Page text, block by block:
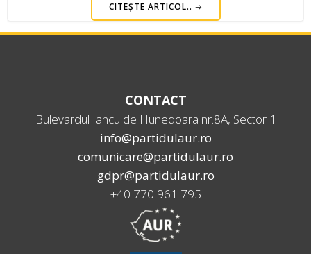
CITEȘTE ARTICOL..
CONTACT
Bulevardul Iancu de Hunedoara nr.8A, Sector 1
info@partidulaur.ro
comunicare@partidulaur.ro
gdpr@partidulaur.ro
+40 770 961 795